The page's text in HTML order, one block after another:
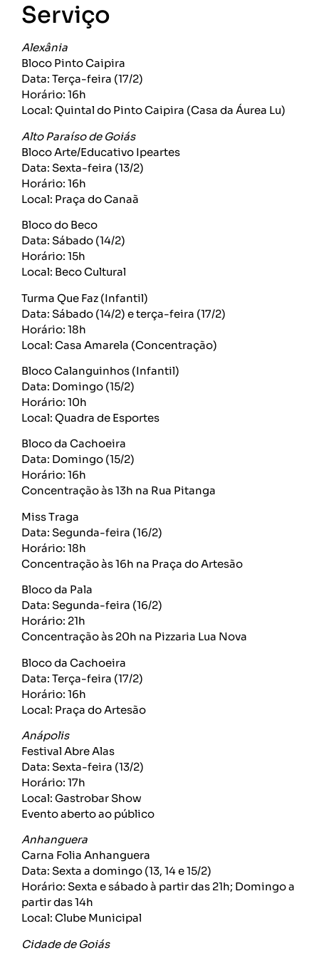
Serviço
Alexânia
Bloco Pinto Caipira
Data: Terça-feira (17/2)
Horário: 16h
Local: Quintal do Pinto Caipira (Casa da Áurea Lu)
Alto Paraíso de Goiás
Bloco Arte/Educativo Ipeartes
Data: Sexta-feira (13/2)
Horário: 16h
Local: Praça do Canaã
Bloco do Beco
Data: Sábado (14/2)
Horário: 15h
Local: Beco Cultural
Turma Que Faz (Infantil)
Data: Sábado (14/2) e terça-feira (17/2)
Horário: 18h
Local: Casa Amarela (Concentração)
Bloco Calanguinhos (Infantil)
Data: Domingo (15/2)
Horário: 10h
Local: Quadra de Esportes
Bloco da Cachoeira
Data: Domingo (15/2)
Horário: 16h
Concentração às 13h na Rua Pitanga
Miss Traga
Data: Segunda-feira (16/2)
Horário: 18h
Concentração às 16h na Praça do Artesão
Bloco da Pala
Data: Segunda-feira (16/2)
Horário: 21h
Concentração às 20h na Pizzaria Lua Nova
Bloco da Cachoeira
Data: Terça-feira (17/2)
Horário: 16h
Local: Praça do Artesão
Anápolis
Festival Abre Alas
Data: Sexta-feira (13/2)
Horário: 17h
Local: Gastrobar Show
Evento aberto ao público
Anhanguera
Carna Folia Anhanguera
Data: Sexta a domingo (13, 14 e 15/2)
Horário: Sexta e sábado à partir das 21h; Domingo a
partir das 14h
Local: Clube Municipal
Cidade de Goiás